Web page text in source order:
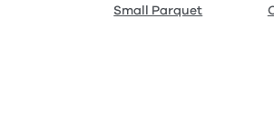
Small Parquet